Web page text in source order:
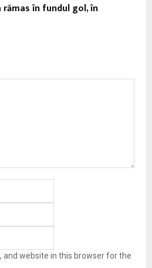
în fundul gol, în
and website in this browser for the